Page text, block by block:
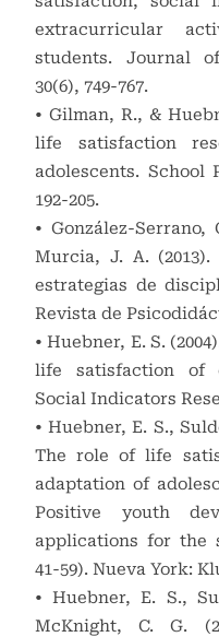
extracurricular
students. Journal
30(6), 749-767.
• Gilman, R., &
life satisfaction
adolescents. School
192-205.
• González-
Murcia, J. A.
estrategias de
Revista de
• Huebner, E. S.
life satisfaction of
Social Indicators
• Huebner, E. S.,
The role of life
adaptation of
Positive youth
applications for the
41-59). Nueva York:
• Huebner, E. S.,
McKnight, C. G.